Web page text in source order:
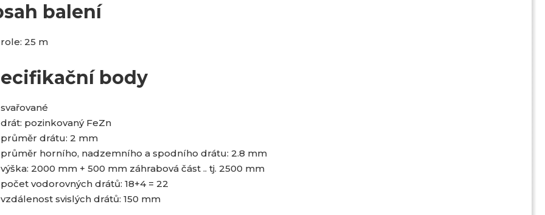
balení
role: 25 m
body
svařované
drát: pozinkovaný FeZn
průměr drátu: 2 mm
průměr horního, nadzemního a spodního drátu: 2.8 mm
výška: 2000 mm + 500 mm záhrabová část .. tj. 2500 mm
počet vodorovných drátů: 18+4 = 22
vzdálenost svislých drátů: 150 mm